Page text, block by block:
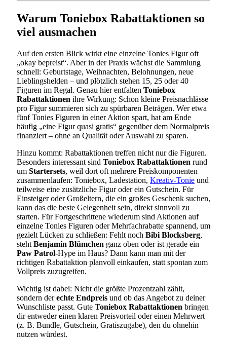
Warum Toniebox Rabattaktionen so
viel ausmachen
Auf den ersten Blick wirkt eine einzelne Tonies Figur oft
„okay bepreist“. Aber in der Praxis wächst die Sammlung
schnell: Geburtstage, Weihnachten, Belohnungen, neue
Lieblingshelden – und plötzlich stehen 15, 25 oder 40
Figuren im Regal. Genau hier entfalten Toniebox
Rabattaktionen ihre Wirkung: Schon kleine Preisnachlässe
pro Figur summieren sich zu spürbaren Beträgen. Wer etwa
fünf Tonies Figuren in einer Aktion spart, hat am Ende
häufig „eine Figur quasi gratis“ gegenüber dem Normalpreis
finanziert – ohne an Qualität oder Auswahl zu sparen.
Hinzu kommt: Rabattaktionen treffen nicht nur die Figuren.
Besonders interessant sind Toniebox Rabattaktionen rund
um Startersets, weil dort oft mehrere Preiskomponenten
zusammenlaufen: Toniebox, Ladestation, Kreativ-Tonie und
teilweise eine zusätzliche Figur oder ein Gutschein. Für
Einsteiger oder Großeltern, die ein großes Geschenk suchen,
kann das die beste Gelegenheit sein, direkt sinnvoll zu
starten. Für Fortgeschrittene wiederum sind Aktionen auf
einzelne Tonies Figuren oder Mehrfachrabatte spannend, um
gezielt Lücken zu schließen: Fehlt noch Bibi Blocksberg,
steht Benjamin Blümchen ganz oben oder ist gerade ein
Paw Patrol-Hype im Haus? Dann kann man mit der
richtigen Rabattaktion planvoll einkaufen, statt spontan zum
Vollpreis zuzugreifen.
Wichtig ist dabei: Nicht die größte Prozentzahl zählt,
sondern derechte Endpreis und ob das Angebot zu deiner
Wunschliste passt. Gute Toniebox Rabattaktionen bringen
dir entweder einen klaren Preisvorteil oder einen Mehrwert
(z. B. Bundle, Gutschein, Gratiszugabe), den du ohnehin
nutzen würdest.